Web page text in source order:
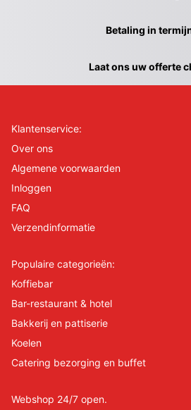
Betaling in
Laat ons uw offerte
Klantenservice:
Over ons
Algemene voorwaarden
Inloggen
FAQ
Verzendinformatie
Populaire categorieën:
Koffiebar
Bar-restaurant & hotel
Bakkerij en pattiserie
Koelen
Catering bezorging en buffet
Webshop 24/7 open.